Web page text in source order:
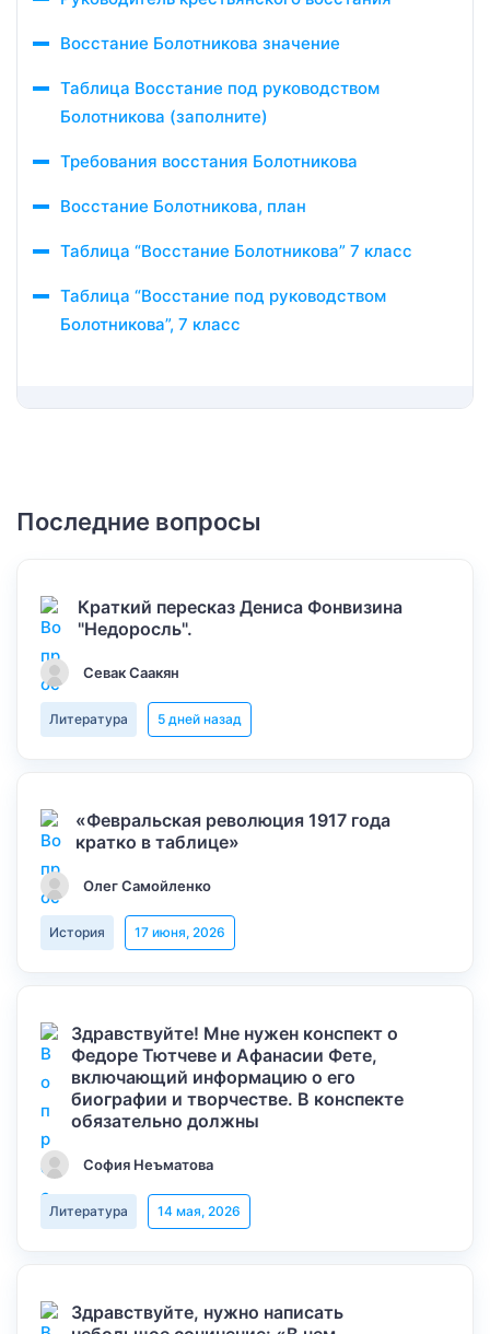
Восстание Болотникова значение
Таблица Восстание под руководством
Болотникова (заполните)
Требования восстания Болотникова
Восстание Болотникова, план
Таблица “Восстание Болотникова” 7 класс
Таблица “Восстание под руководством
Болотникова”, 7 класс
Последние вопросы
Краткий пересказ Дениса Фонвизина
"Недоросль".
Севак Саакян
Литература 5 дней назад
«Февральская революция 1917 года
кратко в таблице»
Олег Самойленко
История 17 июня, 2026
Здравствуйте! Мне нужен конспект о
Федоре Тютчеве и Афанасии Фете,
включающий информацию о его
биографии и творчестве. В конспекте
обязательно должны
София Неъматова
Литература 14 мая, 2026
Здравствуйте, нужно написать